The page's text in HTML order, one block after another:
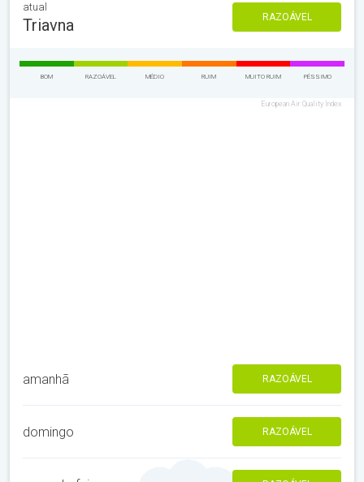
atual
Triavna RAZOÁVEL
BOM RAZOÁVEL MÉDIO RUIM MUITO RUIM PÉSSIMO
European Air Quality Index
amanhã RAZOÁVEL
domingo RAZOÁVEL